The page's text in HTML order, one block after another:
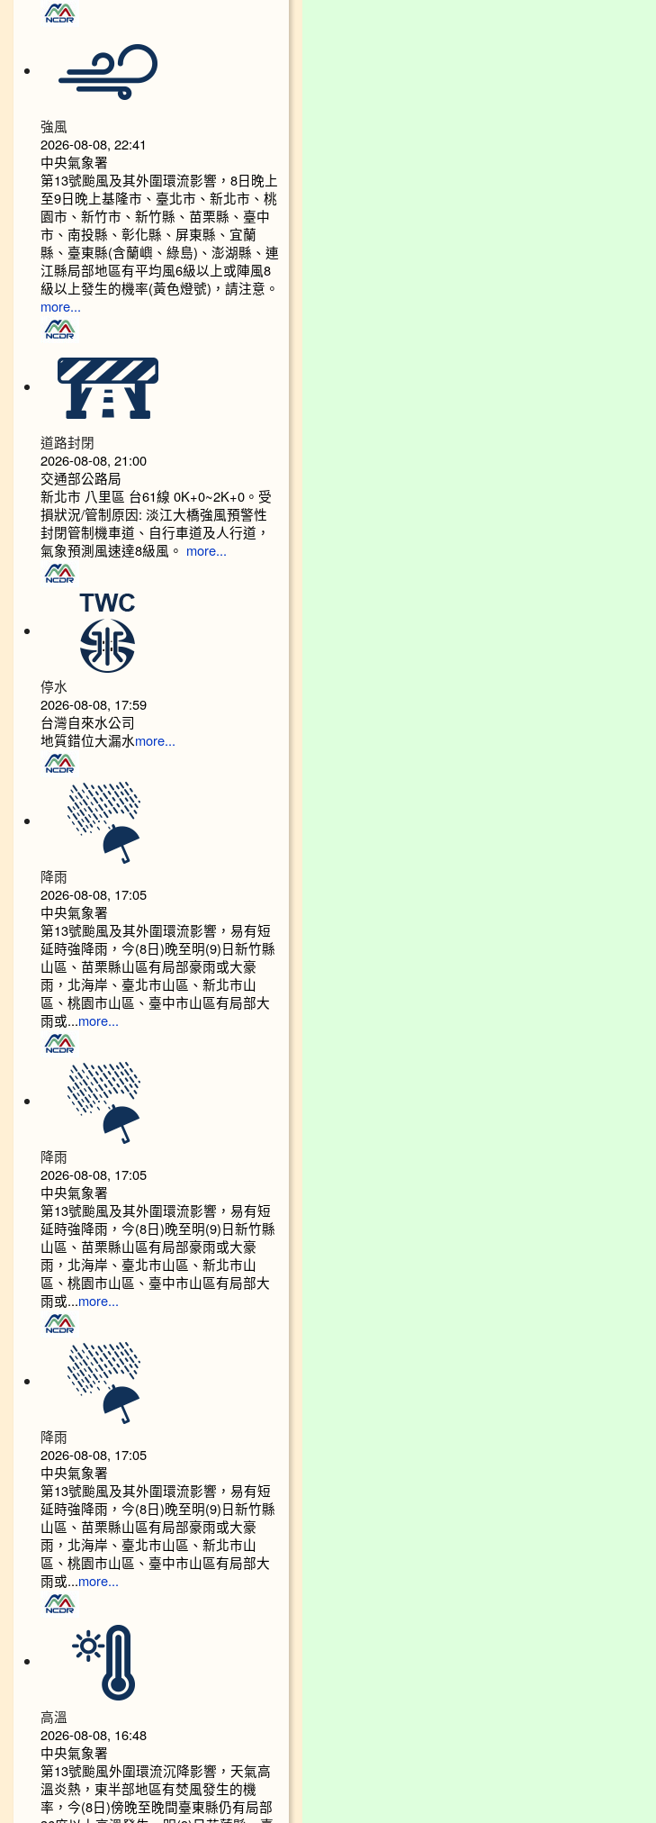
強風
2026-08-08, 22:41
中央氣象署
第13號颱風及其外圍環流影響，8日晚上
至9日晚上基隆市、臺北市、新北市、桃
園市、新竹市、新竹縣、苗栗縣、臺中
市、南投縣、彰化縣、屏東縣、宜蘭
縣、臺東縣(含蘭嶼、綠島)、澎湖縣、連
江縣局部地區有平均風6級以上或陣風8
級以上發生的機率(黃色燈號)，請注意。
more...
道路封閉
2026-08-08, 21:00
交通部公路局
新北市 八里區 台61線 0K+0~2K+0。受
損狀況/管制原因: 淡江大橋強風預警性
封閉管制機車道、自行車道及人行道，
氣象預測風速達8級風。
more...
停水
2026-08-08, 17:59
台灣自來水公司
地質錯位大漏水more...
降雨
2026-08-08, 17:05
中央氣象署
第13號颱風及其外圍環流影響，易有短
延時強降雨，今(8日)晚至明(9)日新竹縣
山區、苗栗縣山區有局部豪雨或大豪
雨，北海岸、臺北市山區、新北市山
區、桃園市山區、臺中市山區有局部大
雨或...more...
降雨
2026-08-08, 17:05
中央氣象署
第13號颱風及其外圍環流影響，易有短
延時強降雨，今(8日)晚至明(9)日新竹縣
山區、苗栗縣山區有局部豪雨或大豪
雨，北海岸、臺北市山區、新北市山
區、桃園市山區、臺中市山區有局部大
雨或...more...
降雨
2026-08-08, 17:05
中央氣象署
第13號颱風及其外圍環流影響，易有短
延時強降雨，今(8日)晚至明(9)日新竹縣
山區、苗栗縣山區有局部豪雨或大豪
雨，北海岸、臺北市山區、新北市山
區、桃園市山區、臺中市山區有局部大
雨或...more...
高溫
2026-08-08, 16:48
中央氣象署
第13號颱風外圍環流沉降影響，天氣高
溫炎熱，東半部地區有焚風發生的機
率，今(8日)傍晚至晚間臺東縣仍有局部